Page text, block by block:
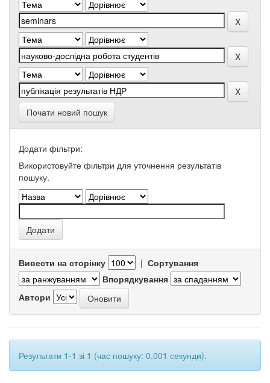
Почати новий пошук
Додати фільтри:
Використовуйте фільтри для уточнення результатів
пошуку.
Вивести на сторінку | Сортування
Впорядкування
Автори
Результати 1-1 зі 1 (час пошуку: 0.001 секунди).